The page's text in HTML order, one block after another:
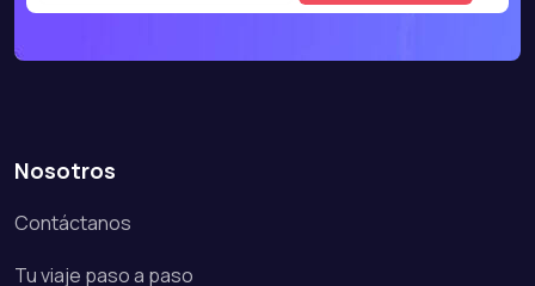
Nosotros
Contáctanos
Tu viaje paso a paso